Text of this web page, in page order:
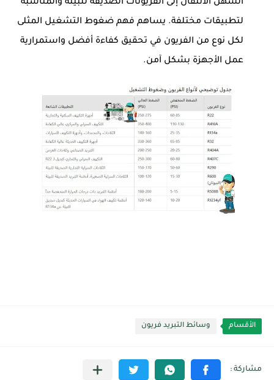
السهل الانتقال إلى الفريونات الصديقة للبيئة والمناسبة
لتطبيقات مختلفة. يساهم فهم ضغوط التشغيل المثلى
لكل نوع من الفريون في تحقيق كفاءة أفضل واستمرارية
عمل الأجهزة بشكل آمن.
الأقسام وسائط التبريد فريون